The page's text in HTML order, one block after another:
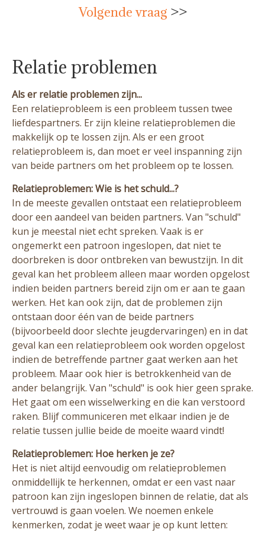
Volgende vraag >>
Relatie problemen
Als er relatie problemen zijn...
Een relatieprobleem is een probleem tussen twee
liefdespartners. Er zijn kleine relatieproblemen die
makkelijk op te lossen zijn. Als er een groot
relatieprobleem is, dan moet er veel inspanning zijn
van beide partners om het probleem op te lossen.
Relatieproblemen: Wie is het schuld...?
In de meeste gevallen ontstaat een relatieprobleem
door een aandeel van beiden partners. Van "schuld"
kun je meestal niet echt spreken. Vaak is er
ongemerkt een patroon ingeslopen, dat niet te
doorbreken is door ontbreken van bewustzijn. In dit
geval kan het probleem alleen maar worden opgelost
indien beiden partners bereid zijn om er aan te gaan
werken. Het kan ook zijn, dat de problemen zijn
ontstaan door één van de beide partners
(bijvoorbeeld door slechte jeugdervaringen) en in dat
geval kan een relatieprobleem ook worden opgelost
indien de betreffende partner gaat werken aan het
probleem. Maar ook hier is betrokkenheid van de
ander belangrijk. Van "schuld" is ook hier geen sprake.
Het gaat om een wisselwerking en die kan verstoord
raken. Blijf communiceren met elkaar indien je de
relatie tussen jullie beide de moeite waard vindt!
Relatieproblemen: Hoe herken je ze?
Het is niet altijd eenvoudig om relatieproblemen
onmiddellijk te herkennen, omdat er een vast naar
patroon kan zijn ingeslopen binnen de relatie, dat als
vertrouwd is gaan voelen. We noemen enkele
kenmerken, zodat je weet waar je op kunt letten: